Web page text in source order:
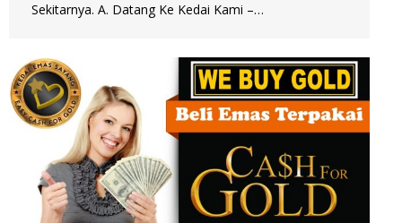
Sekitarnya. A. Datang Ke Kedai Kami –…